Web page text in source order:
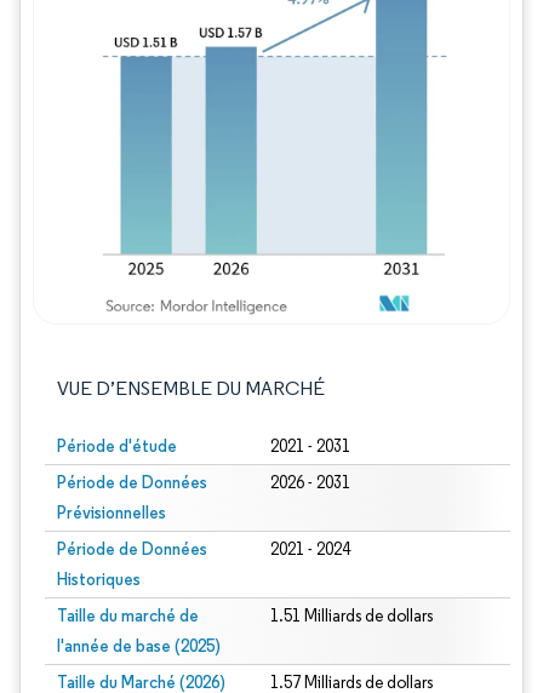
VUE D’ENSEMBLE DU MARCHÉ
Période d'étude 2021 - 2031
Période de Données
Prévisionnelles
2026 - 2031
Période de Données
Historiques
2021 - 2024
Taille du marché de
l'année de base (2025)
1.51 Milliards de dollars
Taille du Marché (2026) 1.57 Milliards de dollars